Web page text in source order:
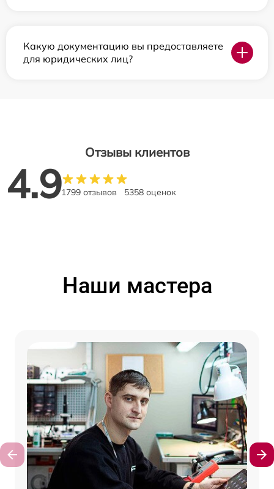
Какую документацию вы предоставляете
для юридических лиц?
Отзывы клиентов
4.91799 отзывов 5358 оценок
Наши мастера